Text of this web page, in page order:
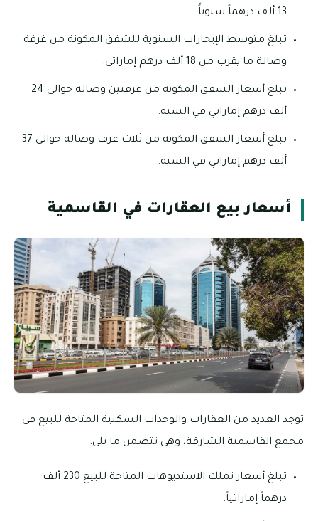
13 ألف درهماً سنوياًَ.
تبلغ متوسط الإيجارات السنوية للشقق المكونة من غرفة
وصالة ما يقرب من 18 ألف درهم إماراتي.
تبلغ أسعار الشقق المكونة من غرفتين وصالة حوالى 24
ألف درهم إماراتي في السنة.
تبلغ أسعار الشقق المكونة من ثلاث غرف وصالة حوالى 37
ألف درهم إماراتي في السنة.
أسعار بيع العقارات في القاسمية
توجد العديد من العقارات والوحدات السكنية المتاحة للبيع في
مجمع القاسمية الشارقة، وهى تتضمن ما يلي:
تبلغ أسعار تملك الاستديوهات المتاحة للبيع 230 ألف
درهماً إماراتياً.